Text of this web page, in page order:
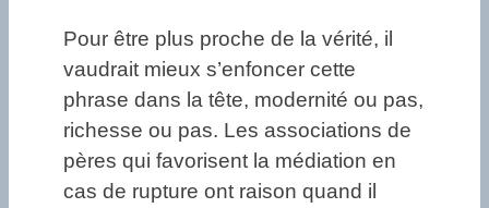
Pour être plus proche de la vérité, il
vaudrait mieux s’enfoncer cette
phrase dans la tête, modernité ou pas,
richesse ou pas. Les associations de
pères qui favorisent la médiation en
cas de rupture ont raison quand il